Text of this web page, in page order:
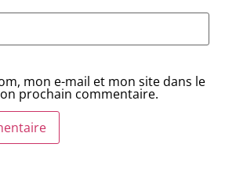
mon e-mail et mon site dans le
prochain commentaire.